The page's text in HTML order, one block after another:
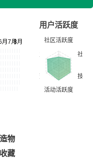
用户活跃度
造物
收藏